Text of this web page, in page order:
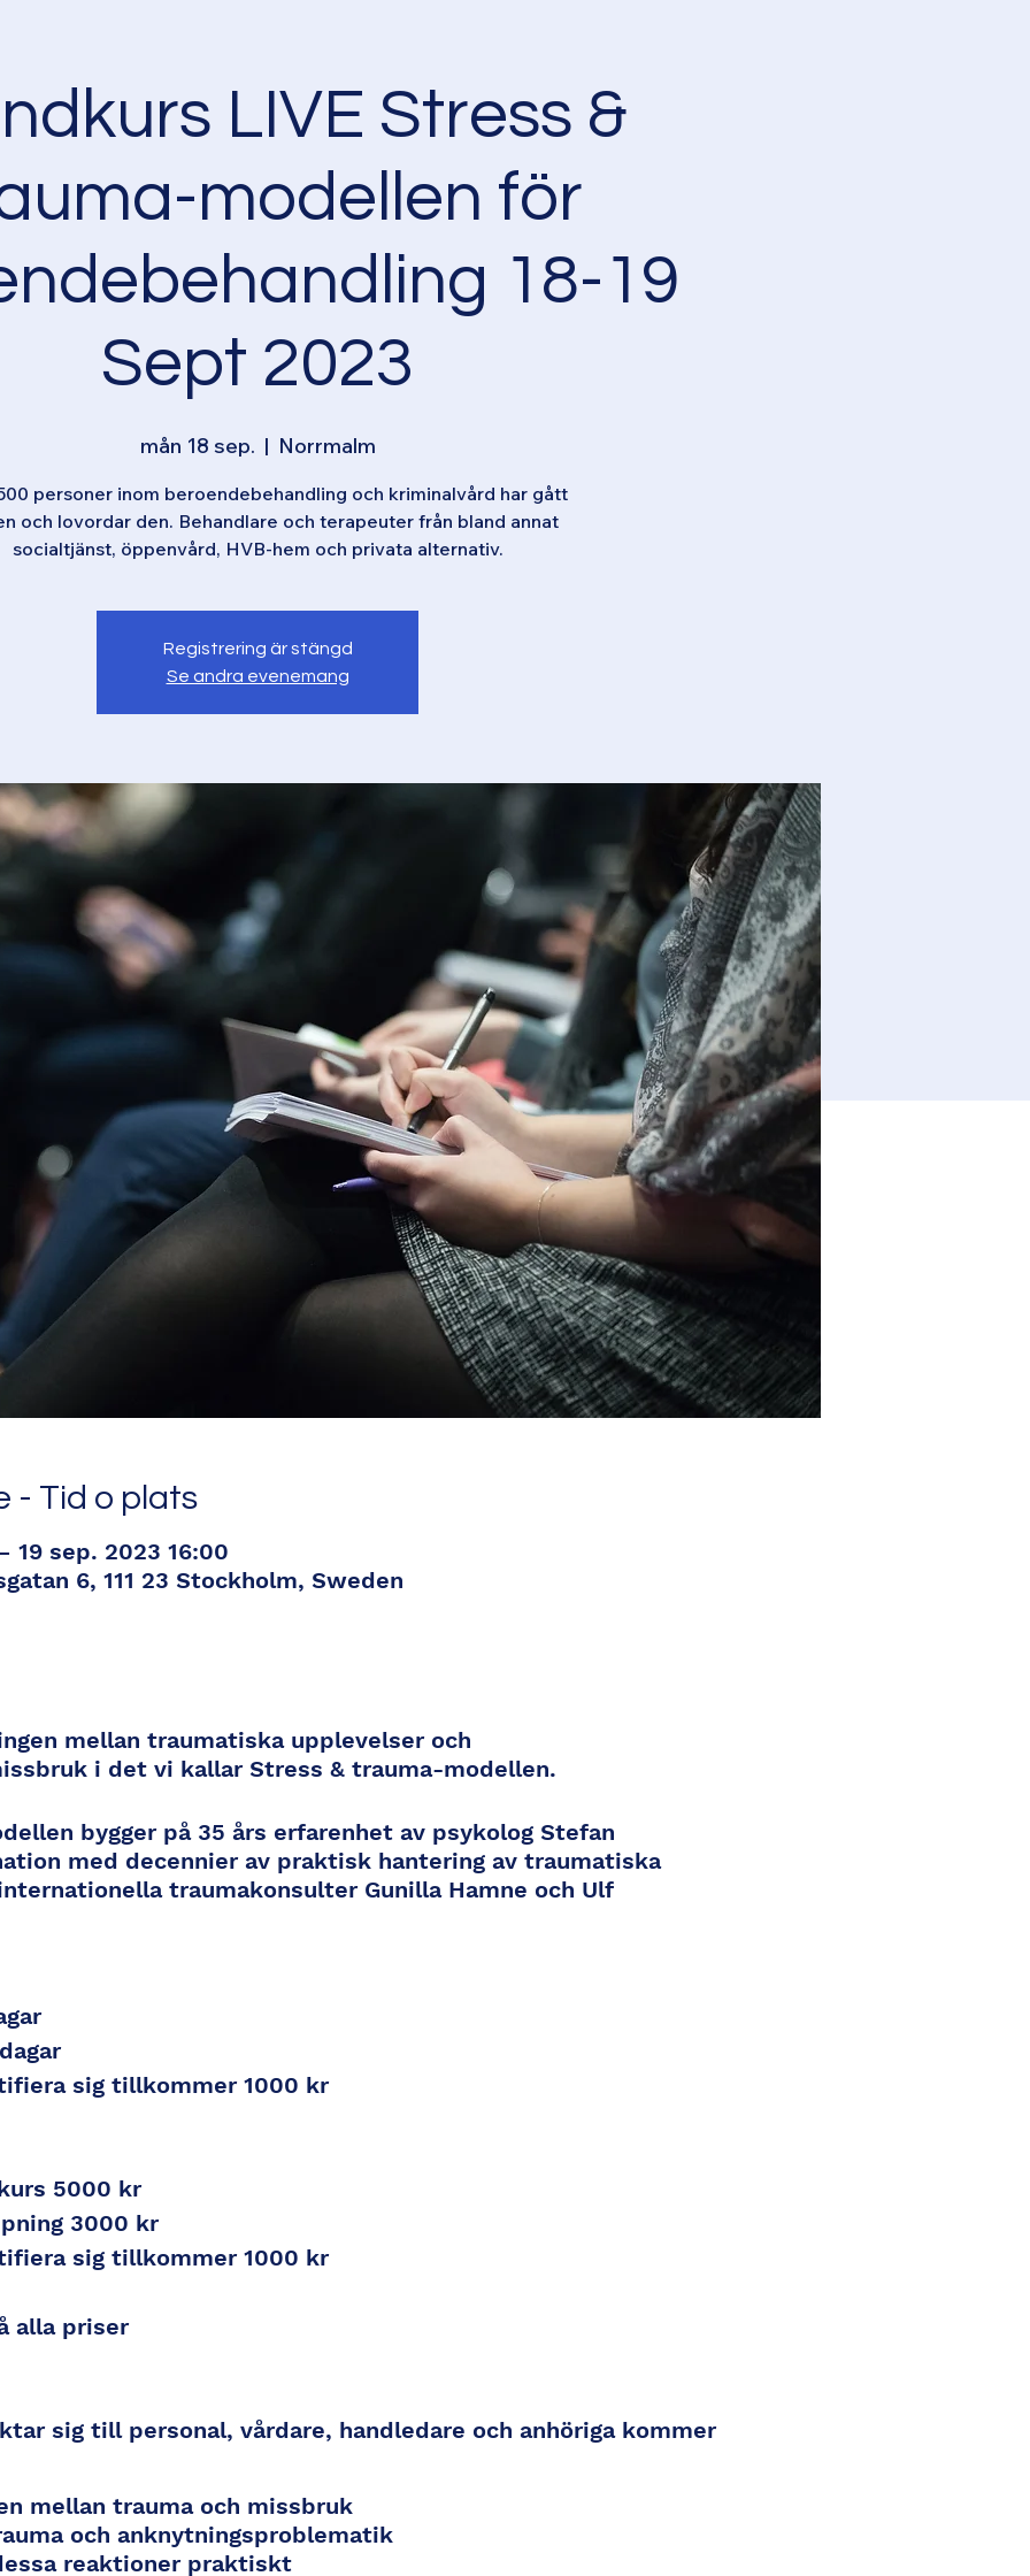
LIVE Stress &
modellen för
18-19
Sept 2023
mån 18 sep.
  |
Norrmalm
personer inom beroendebehandling och kriminalvård har gått
och lovordar den. Behandlare och terapeuter från bland annat
socialtjänst, öppenvård, HVB-hem och privata alternativ.
Registrering är stängd
Se andra evenemang
- Tid o plats
19 sep. 2023 16:00
6, 111 23 Stockholm, Sweden
mellan traumatiska upplevelser och
i det vi kallar Stress & trauma-modellen.
bygger på 35 års erfarenhet av psykolog Stefan
med decennier av praktisk hantering av traumatiska
traumakonsulter Gunilla Hamne och Ulf
sig tillkommer 1000 kr
5000 kr
3000 kr
sig tillkommer 1000 kr
alla priser
sig till personal, vårdare, handledare och anhöriga kommer
mellan trauma och missbruk
och anknytningsproblematik
reaktioner praktiskt